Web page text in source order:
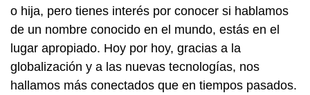
o hija, pero tienes interés por conocer si hablamos
de un nombre conocido en el mundo, estás en el
lugar apropiado. Hoy por hoy, gracias a la
globalización y a las nuevas tecnologías, nos
hallamos más conectados que en tiempos pasados.